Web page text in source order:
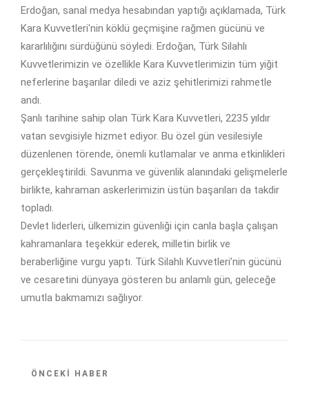
Erdoğan, sanal medya hesabından yaptığı açıklamada, Türk
Kara Kuvvetleri'nin köklü geçmişine rağmen gücünü ve
kararlılığını sürdüğünü söyledi. Erdoğan, Türk Silahlı
Kuvvetlerimizin ve özellikle Kara Kuvvetlerimizin tüm yiğit
neferlerine başarılar diledi ve aziz şehitlerimizi rahmetle
andı.
Şanlı tarihine sahip olan Türk Kara Kuvvetleri, 2235 yıldır
vatan sevgisiyle hizmet ediyor. Bu özel gün vesilesiyle
düzenlenen törende, önemli kutlamalar ve anma etkinlikleri
gerçekleştirildi. Savunma ve güvenlik alanındaki gelişmelerle
birlikte, kahraman askerlerimizin üstün başarıları da takdir
topladı.
Devlet liderleri, ülkemizin güvenliği için canla başla çalışan
kahramanlara teşekkür ederek, milletin birlik ve
beraberliğine vurgu yaptı. Türk Silahlı Kuvvetleri’nin gücünü
ve cesaretini dünyaya gösteren bu anlamlı gün, geleceğe
umutla bakmamızı sağlıyor.
ÖNCEKI HABER